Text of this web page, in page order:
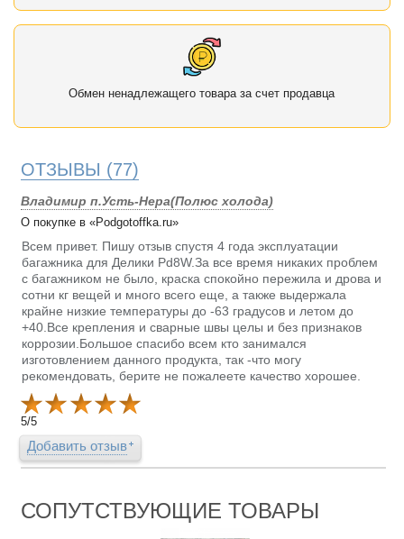
Обмен ненадлежащего товара за счет продавца
ОТЗЫВЫ (77)
Владимир п.Усть-Нера(Полюс холода)
О покупке в «Podgotoffka.ru»
Всем привет. Пишу отзыв спустя 4 года эксплуатации
багажника для Делики Pd8W.За все время никаких проблем
с багажником не было, краска спокойно пережила и дрова и
сотни кг вещей и много всего еще, а также выдержала
крайне низкие температуры до -63 градусов и летом до
+40.Все крепления и сварные швы целы и без признаков
коррозии.Большое спасибо всем кто занимался
изготовлением данного продукта, так -что могу
рекомендовать, берите не пожалеете качество хорошее.
5/5
Добавить отзыв
СОПУТСТВУЮЩИЕ ТОВАРЫ